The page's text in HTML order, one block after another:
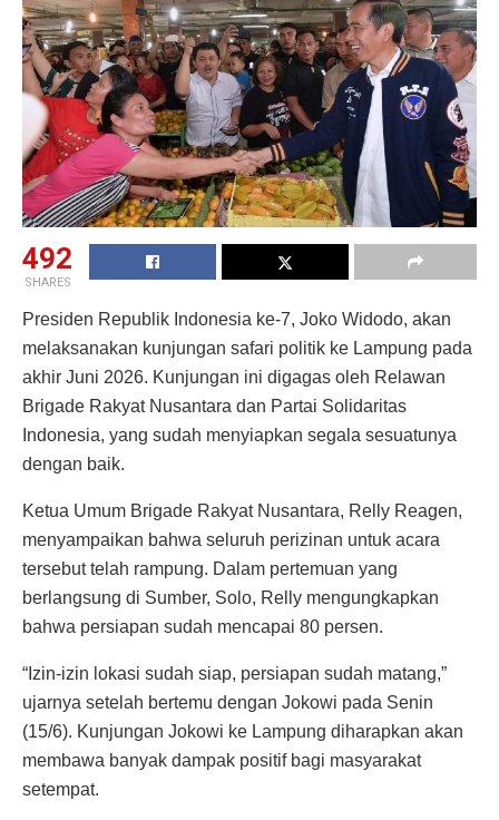
492
SHARES
Presiden Republik Indonesia ke-7, Joko Widodo, akan
melaksanakan kunjungan safari politik ke Lampung pada
akhir Juni 2026. Kunjungan ini digagas oleh Relawan
Brigade Rakyat Nusantara dan Partai Solidaritas
Indonesia, yang sudah menyiapkan segala sesuatunya
dengan baik.
Ketua Umum Brigade Rakyat Nusantara, Relly Reagen,
menyampaikan bahwa seluruh perizinan untuk acara
tersebut telah rampung. Dalam pertemuan yang
berlangsung di Sumber, Solo, Relly mengungkapkan
bahwa persiapan sudah mencapai 80 persen.
“Izin-izin lokasi sudah siap, persiapan sudah matang,”
ujarnya setelah bertemu dengan Jokowi pada Senin
(15/6). Kunjungan Jokowi ke Lampung diharapkan akan
membawa banyak dampak positif bagi masyarakat
setempat.